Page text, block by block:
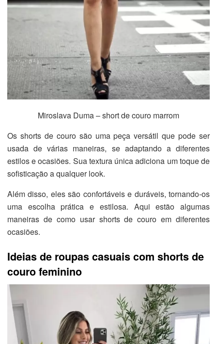
Miroslava Duma – short de couro marrom
Os shorts de couro são uma peça versátil que pode ser
usada de várias maneiras, se adaptando a diferentes
estilos e ocasiões. Sua textura única adiciona um toque de
sofisticação a qualquer look.
Além disso, eles são confortáveis e duráveis, tornando-os
uma escolha prática e estilosa. Aqui estão algumas
maneiras de como usar shorts de couro em diferentes
ocasiões.
Ideias de roupas casuais com shorts de
couro feminino